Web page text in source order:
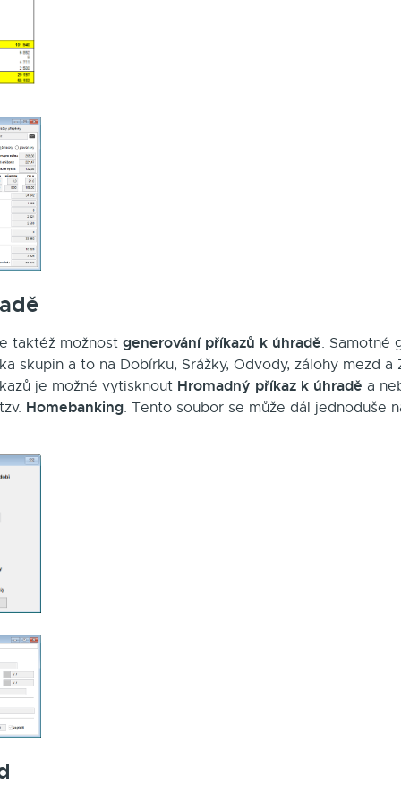
taktéž možnost generování příkazů k úhradě. Samotné
skupin a to na Dobírku, Srážky, Odvody, zálohy mezd a
je možné vytisknout Hromadný příkaz k úhradě a
Homebanking. Tento soubor se může dál jednoduše